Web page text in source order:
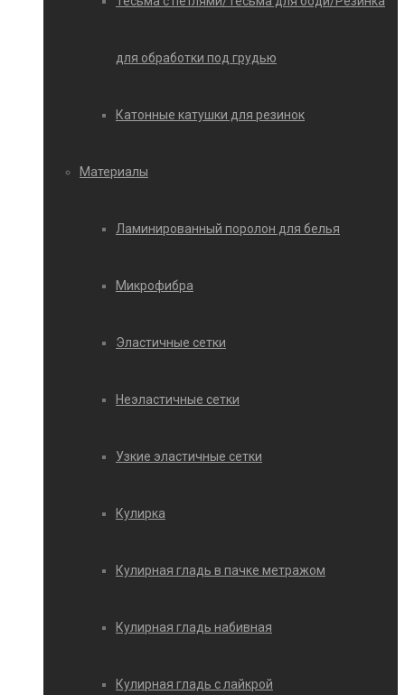
для обработки под грудью
Катонные катушки для резинок
Материалы
Ламинированный поролон для белья
Микрофибра
Эластичные сетки
Неэластичные сетки
Узкие эластичные сетки
Кулирка
Кулирная гладь в пачке метражом
Кулирная гладь набивная
Кулирная гладь с лайкрой